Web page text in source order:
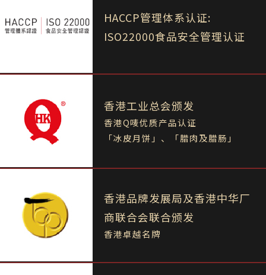
HACCP管理体系认证:
ISO22000食品安全管理认证
香港工业总会颁发
香港Q唛优质产品认证
「冰皮月饼」、「腊肉及腊肠」
香港品牌发展局及香港中华厂
商联合会联合颁发
香港卓越名牌